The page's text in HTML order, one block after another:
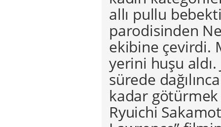
allı pullu
parodisinden
ekibine çevirdi.
yerini huşu aldı.
sürede
kadar götürmek
Ryuichi